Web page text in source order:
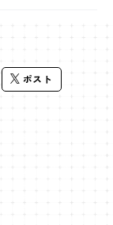
ポスト